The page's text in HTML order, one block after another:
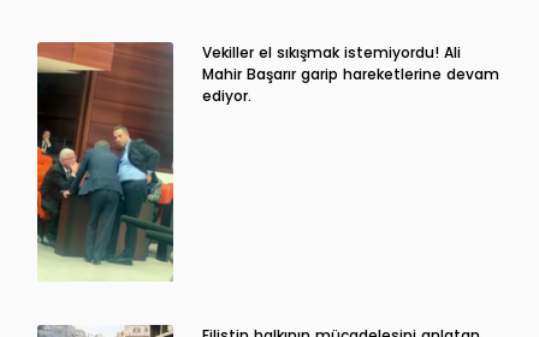
Vekiller el sıkışmak istemiyordu! Ali
Mahir Başarır garip hareketlerine devam
ediyor.